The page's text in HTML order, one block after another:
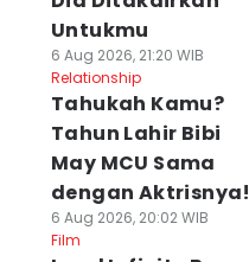
Untukmu
6 Aug 2026, 21:20 WIB
Relationship
Tahukah Kamu?
Tahun Lahir Bibi
May MCU Sama
dengan Aktrisnya!
6 Aug 2026, 20:02 WIB
Film